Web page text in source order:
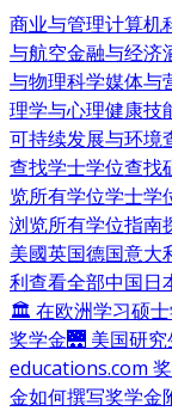
商业与管理计算机
与航空金融与经济
与物理科学媒体与
理学与心理健康技
可持续发展与环境
查找学士学位查找
览所有学位学士学
浏览所有学位指南
美國英国德国意大
利查看全部中国日
🏛 在欧洲学习硕士
奖学金🌉 美国研
educations.com
金如何撰写奖学金